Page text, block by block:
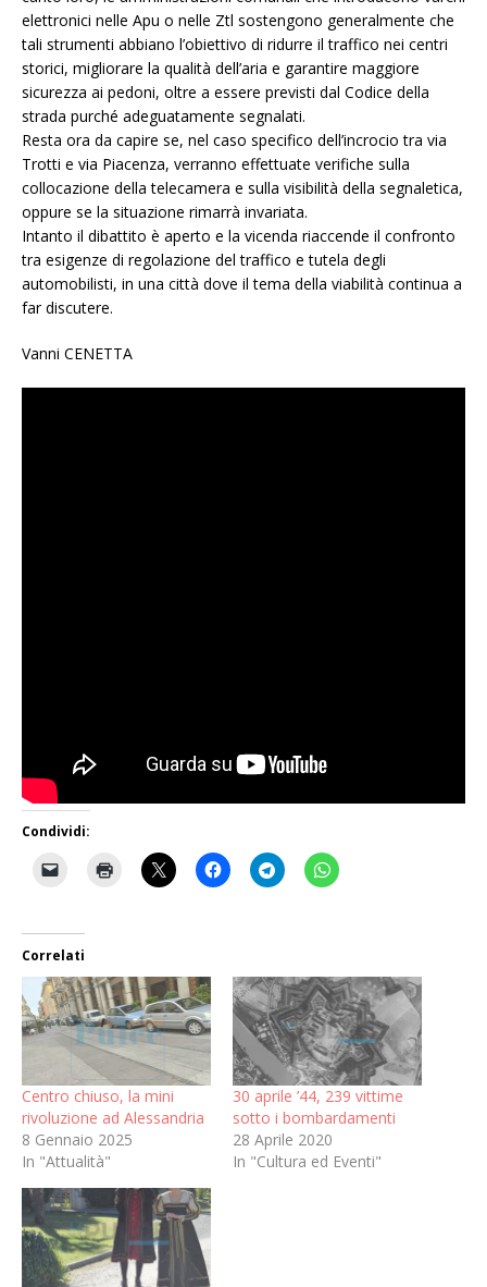
elettronici nelle Apu o nelle Ztl sostengono generalmente che
tali strumenti abbiano l’obiettivo di ridurre il traffico nei centri
storici, migliorare la qualità dell’aria e garantire maggiore
sicurezza ai pedoni, oltre a essere previsti dal Codice della
strada purché adeguatamente segnalati.
Resta ora da capire se, nel caso specifico dell’incrocio tra via
Trotti e via Piacenza, verranno effettuate verifiche sulla
collocazione della telecamera e sulla visibilità della segnaletica,
oppure se la situazione rimarrà invariata.
Intanto il dibattito è aperto e la vicenda riaccende il confronto
tra esigenze di regolazione del traffico e tutela degli
automobilisti, in una città dove il tema della viabilità continua a
far discutere.
Vanni CENETTA
Condividi:
Correlati
Centro chiuso, la mini
rivoluzione ad Alessandria
8 Gennaio 2025
In "Attualità"
30 aprile ’44, 239 vittime
sotto i bombardamenti
28 Aprile 2020
In "Cultura ed Eventi"